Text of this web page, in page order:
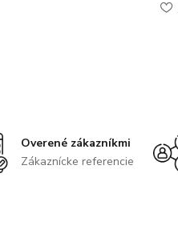
Overené zákazníkmi
Zákaznícke referencie